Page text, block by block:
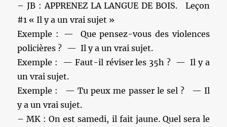
– JB : APPRENEZ LA LANGUE DE BOIS. Leçon
#1 « Il y a un vrai sujet »
Exemple : — Que pensez-vous des violences
policières ? — Il y a un vrai sujet.
Exemple : — Faut-il réviser les 35h ? — Il y a
un vrai sujet.
Exemple : — Tu peux me passer le sel ? — Il
y a un vrai sujet.
– MK : On est samedi, il fait jaune. Quel sera le